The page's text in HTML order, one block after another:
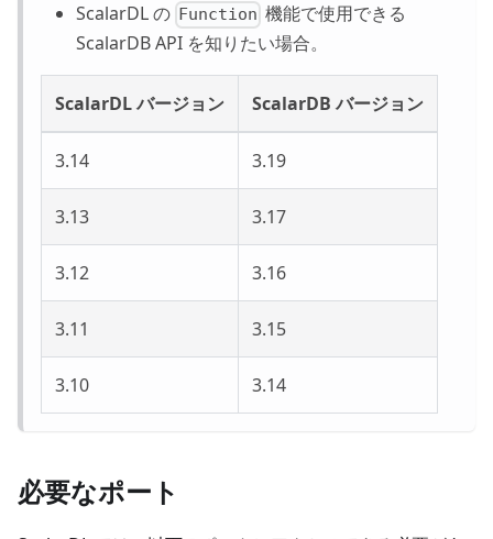
ScalarDL の Function 機能で使用できる
ScalarDB API を知りたい場合。
ScalarDL バージョン ScalarDB バージョン
3.14 3.19
3.13 3.17
3.12 3.16
3.11 3.15
3.10 3.14
必要なポート